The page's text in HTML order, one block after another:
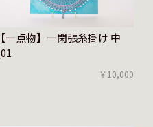
【一点物】一閑張糸掛け 中
_01
￥10,000